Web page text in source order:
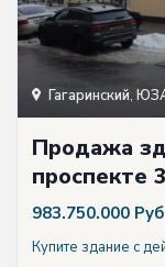
Гагаринский,
Продажа
проспекте
983.750.000
Купите здание с